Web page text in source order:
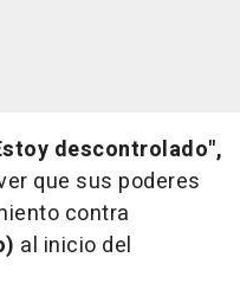
descontrolado",
que sus poderes
contra
al inicio del